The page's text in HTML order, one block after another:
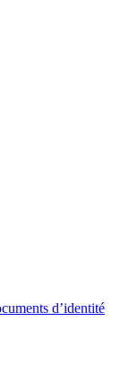
d’identité